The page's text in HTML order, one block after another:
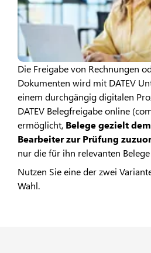
Die Freigabe von Rechnungen
Dokumenten wird mit DATEV
einem durchgängig digitalen
DATEV Belegfreigabe online
ermöglicht, Belege gezielt
Bearbeiter zur Prüfung
nur die für ihn relevanten
Nutzen Sie eine der zwei
Wahl.